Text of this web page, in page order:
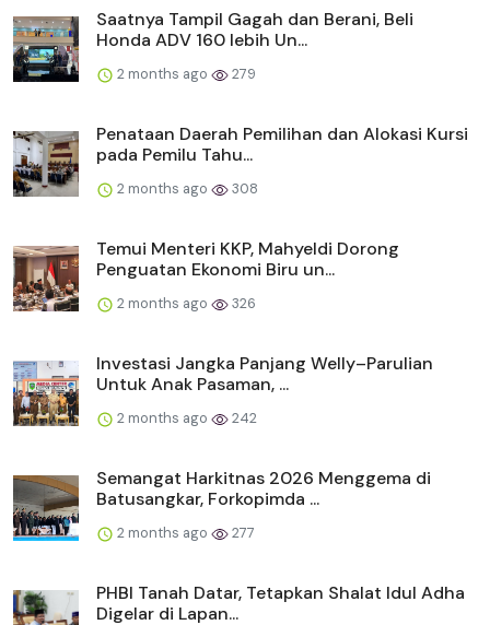
Saatnya Tampil Gagah dan Berani, Beli
Honda ADV 160 lebih Un...
2 months ago 279
Penataan Daerah Pemilihan dan Alokasi Kursi
pada Pemilu Tahu...
2 months ago 308
Temui Menteri KKP, Mahyeldi Dorong
Penguatan Ekonomi Biru un...
2 months ago 326
Investasi Jangka Panjang Welly–Parulian
Untuk Anak Pasaman, ...
2 months ago 242
Semangat Harkitnas 2026 Menggema di
Batusangkar, Forkopimda ...
2 months ago 277
PHBI Tanah Datar, Tetapkan Shalat Idul Adha
Digelar di Lapan...